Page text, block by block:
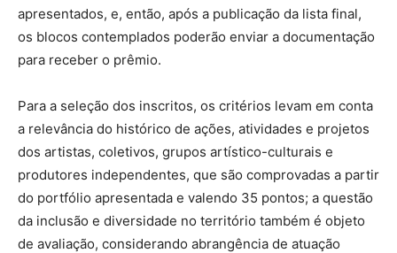
apresentados, e, então, após a publicação da lista final,
os blocos contemplados poderão enviar a documentação
para receber o prêmio.
Para a seleção dos inscritos, os critérios levam em conta
a relevância do histórico de ações, atividades e projetos
dos artistas, coletivos, grupos artístico-culturais e
produtores independentes, que são comprovadas a partir
do portfólio apresentada e valendo 35 pontos; a questão
da inclusão e diversidade no território também é objeto
de avaliação, considerando abrangência de atuação